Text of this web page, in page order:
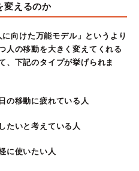
変えるのか
向けた万能モデル」というより
人の移動を大きく変えてくれる
、下記のタイプが挙げられま
の移動に疲れている人
たいと考えている人
に使いたい人